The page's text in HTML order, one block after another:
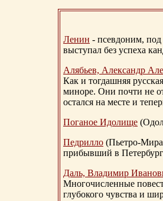
Ленин - псевдоним,
выступал без успеха
Алябьев, Александр
Как и тогдашняя
миноре. Они почти не
остался на месте и
Поганое Идолище
Педрилло (Пьетро-
прибывший в
Даль, Владимир
Многочисленные
глубокого чувства и